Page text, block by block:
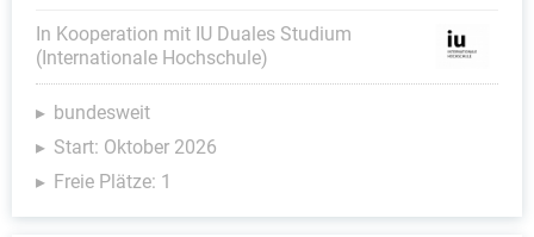
In Kooperation mit IU Duales Studium
(Internationale Hochschule)
bundesweit
Start: Oktober 2026
Freie Plätze: 1